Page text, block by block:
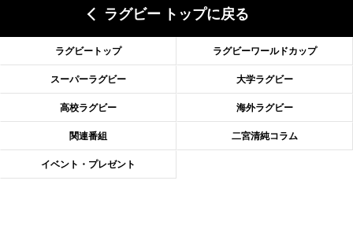
2026年6月18日(木)更新
滑川剛人レフリー、早過ぎる引退「27年W杯の主審、遠のいた夢」
2026年6月11日(木)更新
神戸、リーグワン初優勝の道のりデイブ・レニーHCの功績と財産
2026年6月4日(木)更新
“泣き虫先生”こと山口良治氏死去「信は力なり」骨太の教育方針
ラグビー トップに戻る
ラグビートップ ラグビーワールドカップ
スーパーラグビー 大学ラグビー
高校ラグビー 海外ラグビー
関連番組 二宮清純コラム
イベント・プレゼント